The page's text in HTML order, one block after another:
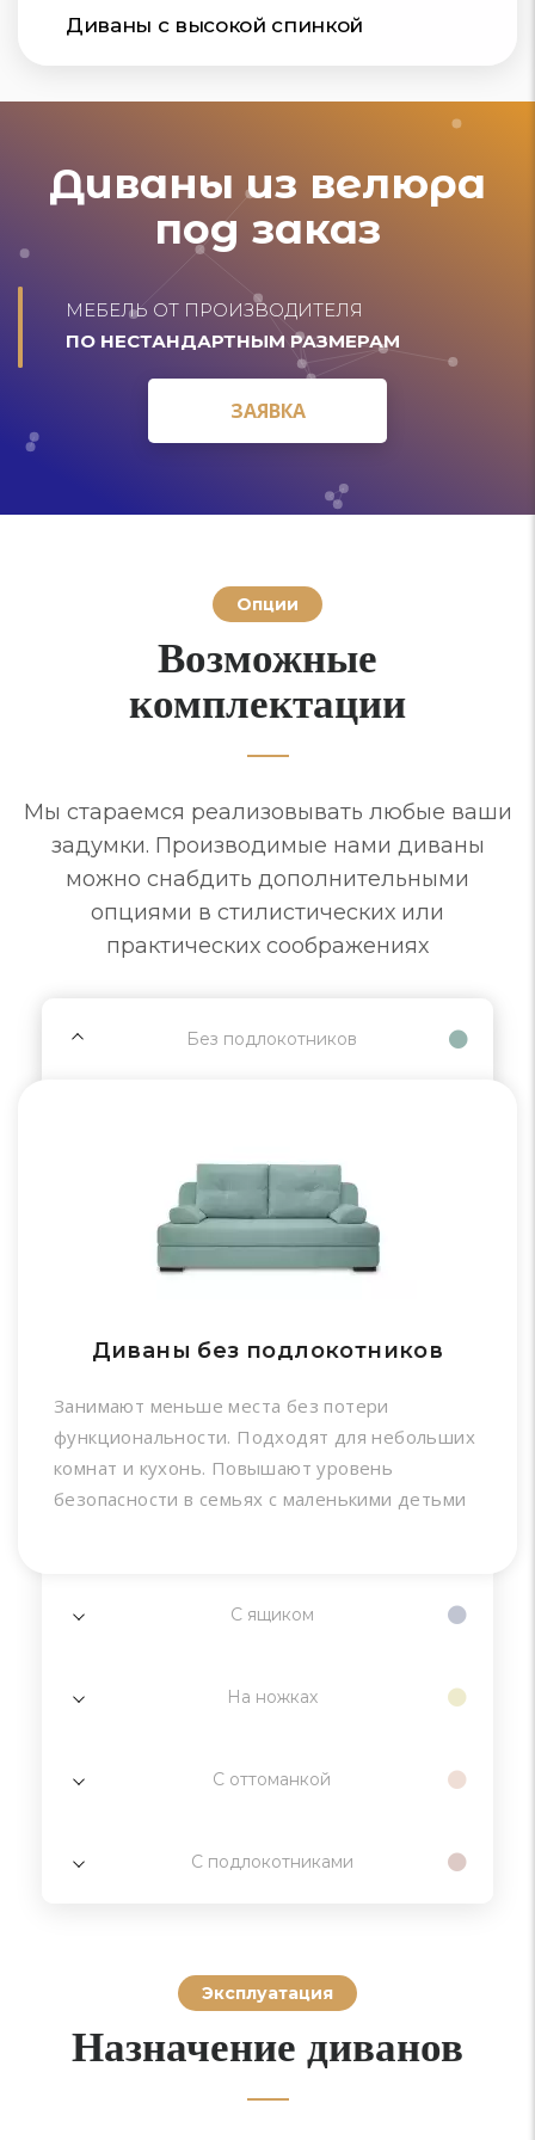
Диваны с высокой спинкой
Диваны из велюра
под заказ
МЕБЕЛЬ ОТ ПРОИЗВОДИТЕЛЯ
ПО НЕСТАНДАРТНЫМ РАЗМЕРАМ
ЗАЯВКА
ЗАЯВКА
Опции
Возможные
комплектации
Мы стараемся реализовывать любые ваши
задумки. Производимые нами диваны
можно снабдить дополнительными
опциями в стилистических или
практических соображениях
Без подлокотников
Диваны без подлокотников
Занимают меньше места без потери
функциональности. Подходят для небольших
комнат и кухонь. Повышают уровень
безопасности в семьях с маленькими детьми
С ящиком
На ножках
С оттоманкой
С подлокотниками
Эксплуатация
Назначение диванов